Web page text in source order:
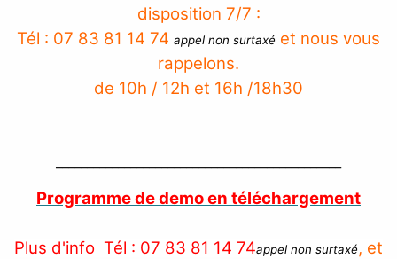
disposition 7/7 :
Tél : 07 83 81 14 74 appel non surtaxé et nous vous
rappelons.
de 10h / 12h et 16h /18h30
Programme de demo en téléchargement
Plus d'info Tél : 07 83 81 14 74appel non surtaxé, et